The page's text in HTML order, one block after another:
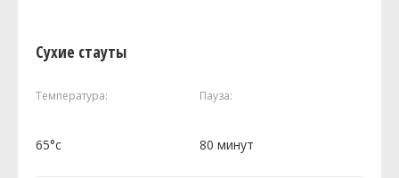
Сухие стауты
Температура: Пауза:
65°c 80 минут